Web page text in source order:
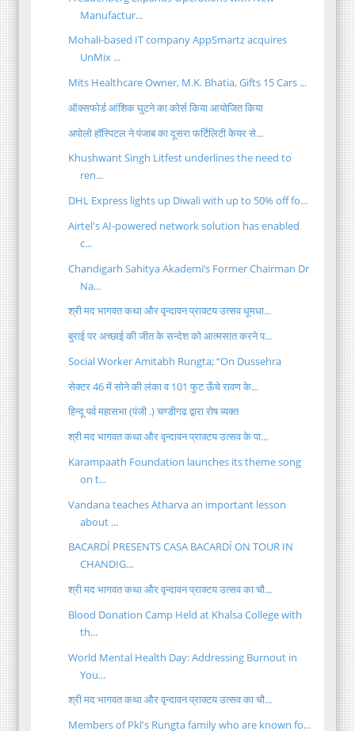
Manufactur...
Mohali-based IT company AppSmartz acquires
UnMix ...
Mits Healthcare Owner, M.K. Bhatia, Gifts 15 Cars ...
ऑक्सफोर्ड आंशिक घुटने का कोर्स किया आयोजित किया
अपोलो हॉस्पिटल ने पंजाब का दूसरा फर्टिलिटी केयर से...
Khushwant Singh Litfest underlines the need to
ren...
DHL Express lights up Diwali with up to 50% off fo...
Airtel's AI-powered network solution has enabled
c...
Chandigarh Sahitya Akademi’s Former Chairman Dr
Na...
श्री मद भागवत कथा और वृन्दावन प्राक्टय उत्सव धूमधा...
बुराई पर अच्छाई की जीत के सन्देश को आत्मसात करने प...
Social Worker Amitabh Rungta; “On Dussehra
सेक्टर 46 में सोने की लंका व 101 फुट ऊँचे रावण के...
हिन्दू पर्व महासभा (पंजी .) चण्डीगढ द्वारा रोष व्यक्त
श्री मद भागवत कथा और वृन्दावन प्राक्टय उत्सव के पा...
Karampaath Foundation launches its theme song
on t...
Vandana teaches Atharva an important lesson
about ...
BACARDÍ PRESENTS CASA BACARDÍ ON TOUR IN
CHANDIG...
श्री मद भागवत कथा और वृन्दावन प्राक्टय उत्सव का चौ...
Blood Donation Camp Held at Khalsa College with
th...
World Mental Health Day: Addressing Burnout in
You...
श्री मद भागवत कथा और वृन्दावन प्राक्टय उत्सव का चौ...
Members of Pkl's Rungta family who are known fo...